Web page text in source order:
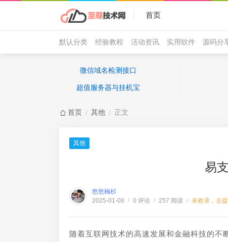
首页
默认分类 经验教程 活动资讯 实用软件 源码分
微信域名检测接口
超值服务器与挂机宝
首页 / 其他 / 正文
其他
易
悠悠楠杉
2025-01-08 / 0 评论 / 257 阅读 / 未收录，去
随着互联网技术的高速发展和金融科技的不